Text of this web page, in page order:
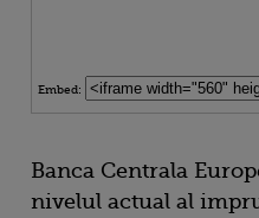
Embed:
Banca Centrala
nivelul actual al